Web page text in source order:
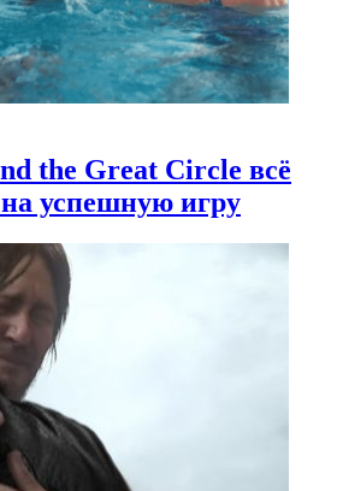
the Great Circle всё
успешную игру